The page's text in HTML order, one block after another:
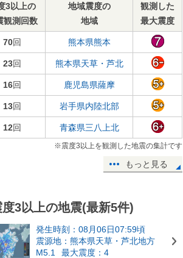
3以上の
観測回数
地域震度の
地域
観測した
最大震度
70回 熊本県熊本
23回 熊本県天草・芦北
16回 鹿児島県薩摩
13回 岩手県内陸北部
12回 青森県三八上北
※震度3以上を観測した地震の集計です
もっと見る
度3以上の地震(最新5件)
発生時刻：08月06日07:59頃
震源地：熊本県天草・芦北地方
M5.1
最大震度：4